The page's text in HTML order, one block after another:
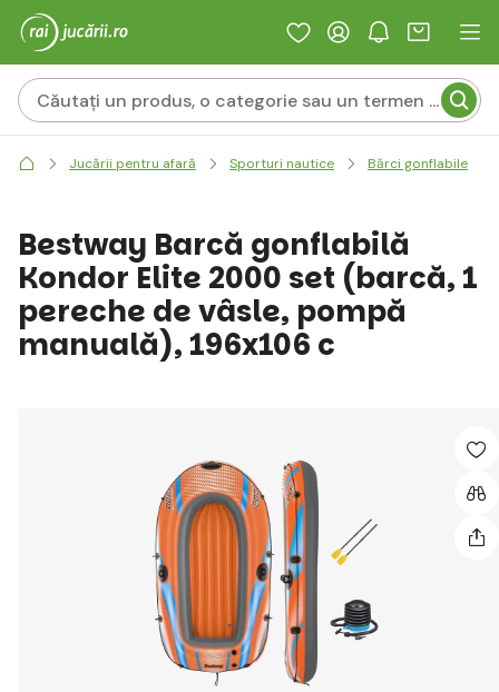
Jucării pentru afară Sporturi nautice Bărci gonflabile
Bestway Barcă gonflabilă
Kondor Elite 2000 set (barcă, 1
pereche de vâsle, pompă
manuală), 196x106 c